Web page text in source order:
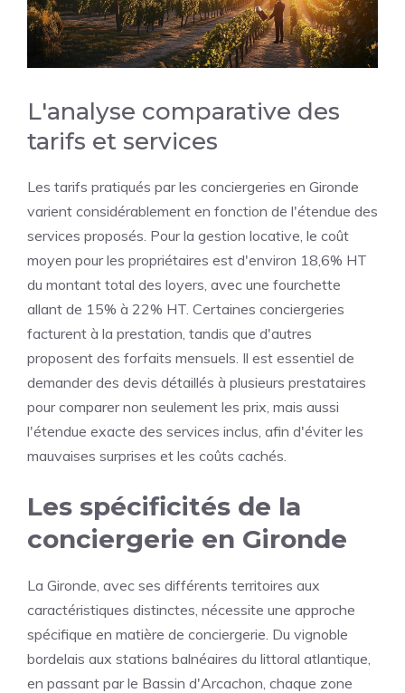
L'analyse comparative des
tarifs et services
Les tarifs pratiqués par les conciergeries en Gironde
varient considérablement en fonction de l'étendue des
services proposés. Pour la gestion locative, le coût
moyen pour les propriétaires est d'environ 18,6% HT
du montant total des loyers, avec une fourchette
allant de 15% à 22% HT. Certaines conciergeries
facturent à la prestation, tandis que d'autres
proposent des forfaits mensuels. Il est essentiel de
demander des devis détaillés à plusieurs prestataires
pour comparer non seulement les prix, mais aussi
l'étendue exacte des services inclus, afin d'éviter les
mauvaises surprises et les coûts cachés.
Les spécificités de la
conciergerie en Gironde
La Gironde, avec ses différents territoires aux
caractéristiques distinctes, nécessite une approche
spécifique en matière de conciergerie. Du vignoble
bordelais aux stations balnéaires du littoral atlantique,
en passant par le Bassin d'Arcachon, chaque zone